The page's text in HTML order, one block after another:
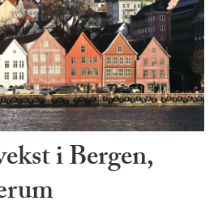
i Bergen,